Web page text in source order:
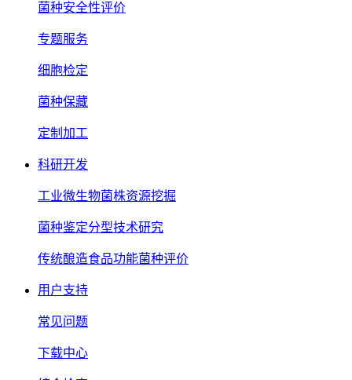
菌种安全性评价
专题服务
细胞检定
菌种保藏
定制加工
科研开发
工业微生物菌株资源挖掘
菌种鉴定分型技术研究
传统酿造食品功能菌种评价
用户支持
常见问题
下载中心